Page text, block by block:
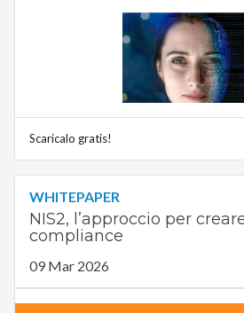
Scaricalo gratis!
WHITEPAPER
NIS2, l’approccio per
compliance
09 Mar 2026